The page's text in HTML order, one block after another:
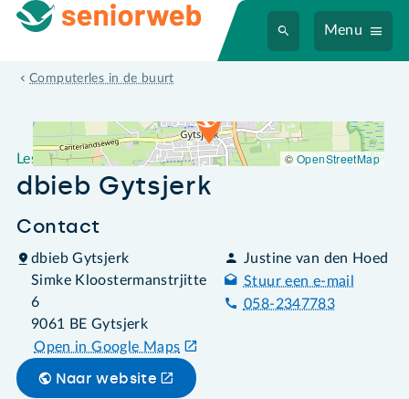
Menu
Computerles in de buurt
Leslocatie dbieb Gytsjerk
Leslocatie
dbieb Gytsjerk
Contact
dbieb Gytsjerk
Simke Kloostermanstrjitte
6
9061 BE Gytsjerk
Open in Google Maps
Justine van den Hoed
Stuur een e-mail
058-2347783
Naar website
©OpenStreetMap